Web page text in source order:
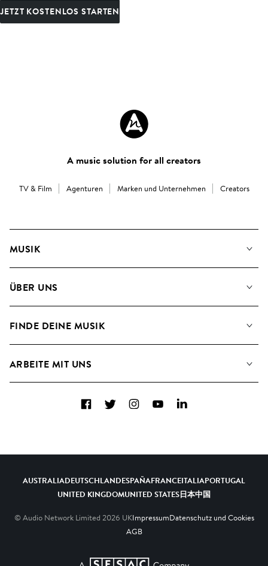
JETZT KOSTENLOS STARTEN
A music solution for all creators
TV & Film Agenturen Marken und Unternehmen Creators
MUSIK
Suche
ÜBER UNS
Blog
FINDE DEINE MUSIK
Kontakt
ARBEITE MIT UNS
A&R - Demo-Einsendungen
FacebookTwitterInstagramYouTubeLinkedIn
AUSTRALIADEUTSCHLANDESPAÑAFRANCEITALIAPORTUGAL
UNITED KINGDOMUNITED STATES日本中国
© Audio Network Limited 2026 UKImpressumDatenschutz und Cookies
AGB
A SESAC Company